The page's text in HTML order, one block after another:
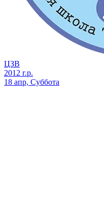
ЦЗВ
2012 г.р.
18 апр, Суббота